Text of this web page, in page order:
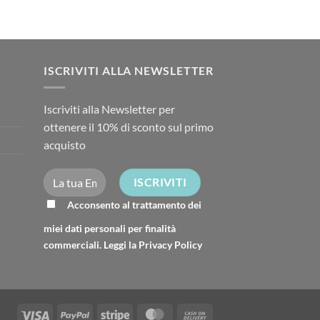
ISCRIVITI ALLA NEWSLETTER
Iscriviti alla Newsletter per
ottenere il 10% di sconto sul primo
acquisto
Acconsento al trattamento dei
miei dati personali per finalità
commerciali. Leggi la Privacy Policy
Visa PayPal Stripe MasterCard